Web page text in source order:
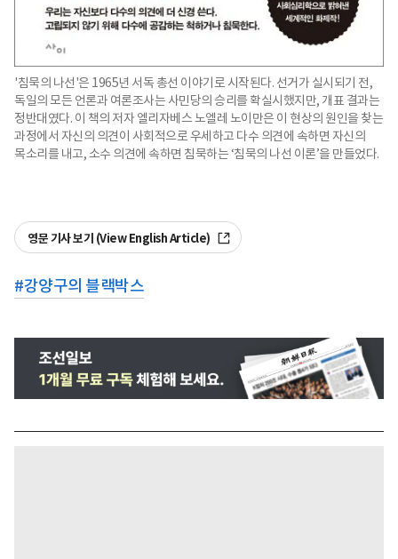
'침묵의 나선'은 1965년 서독 총선 이야기로 시작된다. 선거가 실시되기 전,
독일의 모든 언론과 여론조사는 사민당의 승리를 확실시했지만, 개표 결과는
정반대였다. 이 책의 저자 엘리자베스 노엘레 노이만은 이 현상의 원인을 찾는
과정에서 자신의 의견이 사회적으로 우세하고 다수 의견에 속하면 자신의
목소리를 내고, 소수 의견에 속하면 침묵하는 ‘침묵의 나선 이론’을 만들었다.
영문 기사 보기 (View English Article)
#강양구의 블랙박스